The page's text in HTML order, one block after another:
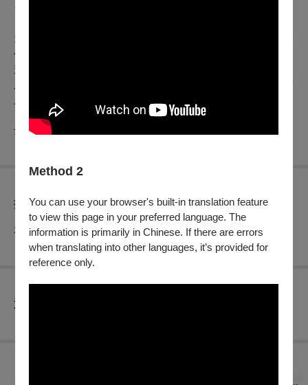
Method 2
You can use your browser's built-in translation feature
to view this page in your preferred language. The
information is primarily in Chinese. If there are errors
when translating into other languages, it’s provided for
reference only.
★2004 金馬獎 最佳美術設計、最佳原創電影音樂
1966年，周慕雲回到香港，重新面對被他埋首的過去。情感創
傷使他的心變得麻木，封鎖心中無數的記憶。機緣之下，他搬
進2047號房間，開始撰寫一部名為《2046》的小說。小說中
只要搭上前往2046的列車，人們就可以找回失去的記憶。沒有
分級：輔12級
折扣方案
本場次無任何折扣優惠
退換須知